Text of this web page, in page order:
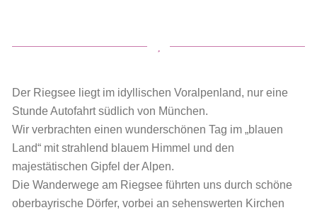
Der Riegsee liegt im idyllischen Voralpenland, nur eine
Stunde Autofahrt südlich von München.
Wir verbrachten einen wunderschönen Tag im „blauen
Land“ mit strahlend blauem Himmel und den
majestätischen Gipfel der Alpen.
Die Wanderwege am Riegsee führten uns durch schöne
oberbayrische Dörfer, vorbei an sehenswerten Kirchen